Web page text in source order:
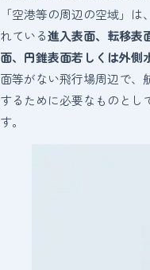
「空港等の周辺の空域」
れている進入表面、転移表
面、円錐表面若しくは外側
面等がない飛行場周辺で、
するために必要なものとし
す。